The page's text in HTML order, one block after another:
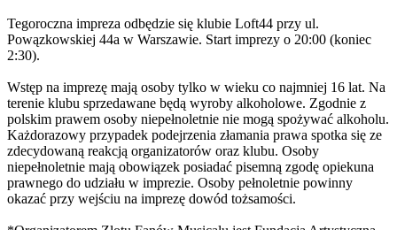
Tegoroczna impreza odbędzie się klubie Loft44 przy ul.
Powązkowskiej 44a w Warszawie. Start imprezy o 20:00 (koniec
2:30).
Wstęp na imprezę mają osoby tylko w wieku co najmniej 16 lat. Na
terenie klubu sprzedawane będą wyroby alkoholowe. Zgodnie z
polskim prawem osoby niepełnoletnie nie mogą spożywać alkoholu.
Każdorazowy przypadek podejrzenia złamania prawa spotka się ze
zdecydowaną reakcją organizatorów oraz klubu. Osoby
niepełnoletnie mają obowiązek posiadać pisemną zgodę opiekuna
prawnego do udziału w imprezie. Osoby pełnoletnie powinny
okazać przy wejściu na imprezę dowód tożsamości.